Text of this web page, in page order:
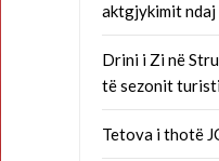
aktgjykimit
Drini i Zi në
të sezonit
Tetova i thotë